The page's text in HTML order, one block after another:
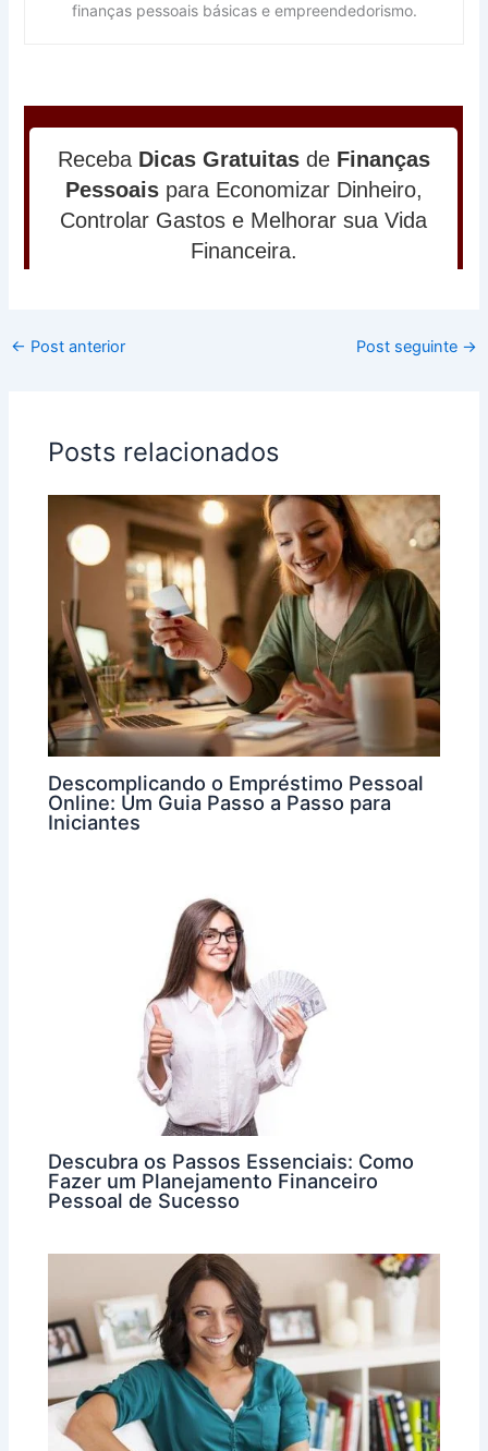
finanças pessoais básicas e empreendedorismo.
← Post anterior Post seguinte →
Posts relacionados
Descomplicando o Empréstimo Pessoal
Online: Um Guia Passo a Passo para
Iniciantes
Descubra os Passos Essenciais: Como
Fazer um Planejamento Financeiro
Pessoal de Sucesso